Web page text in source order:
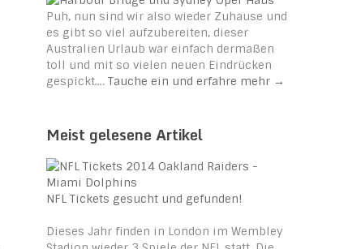
Puh, nun sind wir also wieder Zuhause und
es gibt so viel aufzubereiten, dieser
Australien Urlaub war einfach dermaßen
toll und mit so vielen neuen Eindrücken
gespickt.… Tauche ein und erfahre mehr →
Meist gelesene Artikel
NFL Tickets gesucht und gefunden!
Dieses Jahr finden in London im Wembley